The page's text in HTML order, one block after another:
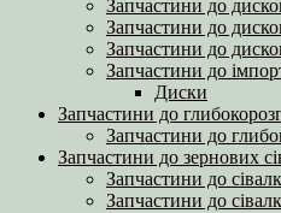
Запчастини до
Запчастини до
Запчастини до
Запчастини до
Диски
Запчастини до
Запчастини до
Запчастини до зернових
Запчастини до
Запчастини до